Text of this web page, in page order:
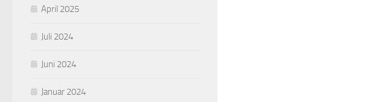
April 2025
Juli 2024
Juni 2024
Januar 2024